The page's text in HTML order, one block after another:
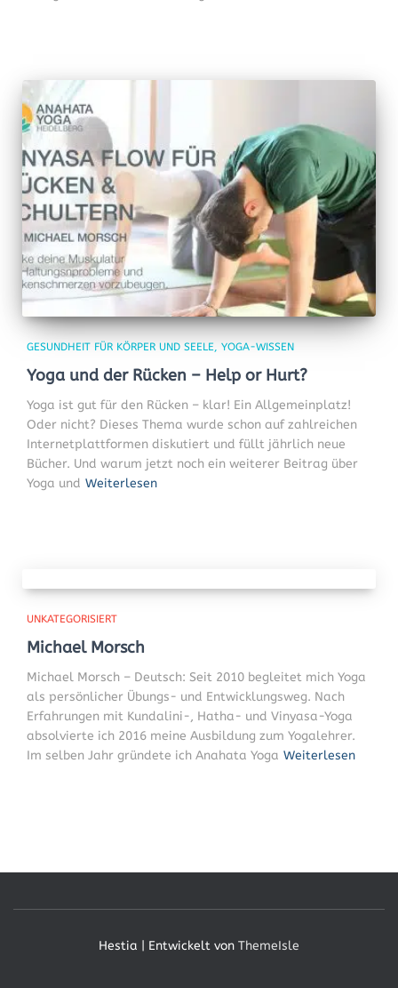
GESUNDHEIT FÜR KÖRPER UND SEELE YOGA-WISSEN
Yoga und der Rücken – Help or Hurt?
Yoga ist gut für den Rücken – klar! Ein Allgemeinplatz!
Oder nicht? Dieses Thema wurde schon auf zahlreichen
Internetplattformen diskutiert und füllt jährlich neue
Bücher. Und warum jetzt noch ein weiterer Beitrag über
Yoga und Weiterlesen
UNKATEGORISIERT
Michael Morsch
Michael Morsch – Deutsch: Seit 2010 begleitet mich Yoga
als persönlicher Übungs- und Entwicklungsweg. Nach
Erfahrungen mit Kundalini-, Hatha- und Vinyasa-Yoga
absolvierte ich 2016 meine Ausbildung zum Yogalehrer.
Im selben Jahr gründete ich Anahata Yoga Weiterlesen
Hestia | Entwickelt von ThemeIsle